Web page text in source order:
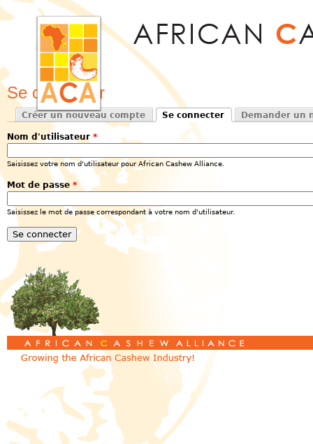
Se connecter
Onglets principaux
Créer un nouveau compte
Se connecter
(onglet actif)
Demander un
Nom d'utilisateur *
Saisissez votre nom d'utilisateur pour African Cashew Alliance.
Mot de passe *
Saisissez le mot de passe correspondant à votre nom d'utilisateur.